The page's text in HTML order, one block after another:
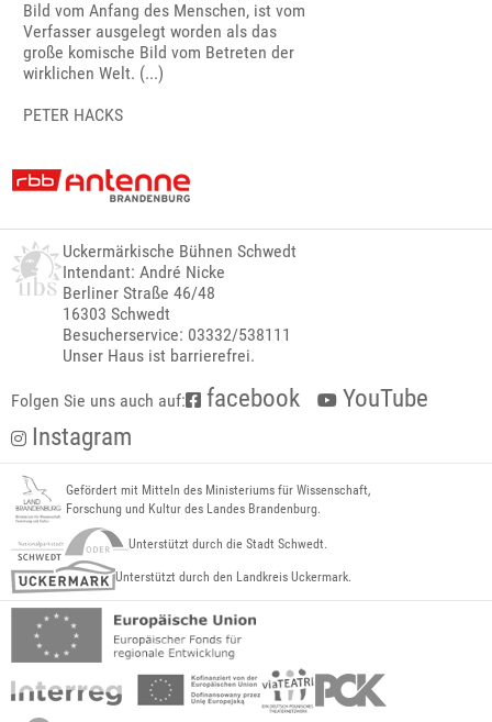
Bild vom Anfang des Menschen, ist vom
Verfasser ausgelegt worden als das
große komische Bild vom Betreten der
wirklichen Welt. (...)
PETER HACKS
Uckermärkische Bühnen Schwedt
Intendant: André Nicke
Berliner Straße 46/48
16303 Schwedt
Besucherservice: 03332/538111
Unser Haus ist barrierefrei.
Folgen Sie uns auch auf: facebook
YouTube
Instagram
Gefördert mit Mitteln des Ministeriums für Wissenschaft,
Forschung und Kultur des Landes Brandenburg.
Unterstützt durch die Stadt Schwedt.
Unterstützt durch den Landkreis Uckermark.